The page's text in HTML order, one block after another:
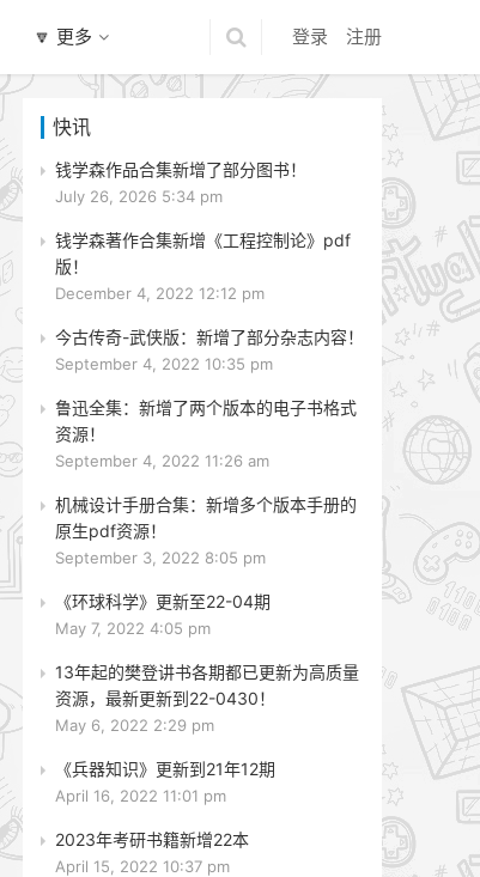
🔽 更多 登录 注册
快讯
钱学森作品合集新增了部分图书！
July 26, 2026 5:34 pm
钱学森著作合集新增《工程控制论》pdf
版！
December 4, 2022 12:12 pm
今古传奇-武侠版：新增了部分杂志内容！
September 4, 2022 10:35 pm
鲁迅全集：新增了两个版本的电子书格式
资源！
September 4, 2022 11:26 am
机械设计手册合集：新增多个版本手册的
原生pdf资源！
September 3, 2022 8:05 pm
《环球科学》更新至22-04期
May 7, 2022 4:05 pm
13年起的樊登讲书各期都已更新为高质量
资源，最新更新到22-0430！
May 6, 2022 2:29 pm
《兵器知识》更新到21年12期
April 16, 2022 11:01 pm
2023年考研书籍新增22本
April 15, 2022 10:37 pm